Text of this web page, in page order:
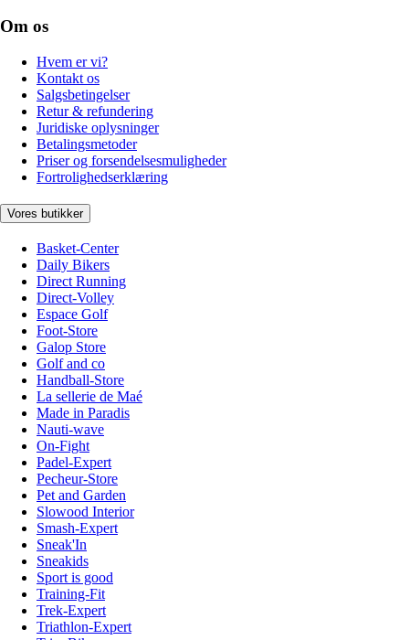
Om os
Hvem er vi?
Kontakt os
Salgsbetingelser
Retur & refundering
Juridiske oplysninger
Betalingsmetoder
Priser og forsendelsesmuligheder
Fortrolighedserklæring
Vores butikker
Basket-Center
Daily Bikers
Direct Running
Direct-Volley
Espace Golf
Foot-Store
Galop Store
Golf and co
Handball-Store
La sellerie de Maé
Made in Paradis
Nauti-wave
On-Fight
Padel-Expert
Pecheur-Store
Pet and Garden
Slowood Interior
Smash-Expert
Sneak'In
Sneakids
Sport is good
Training-Fit
Trek-Expert
Triathlon-Expert